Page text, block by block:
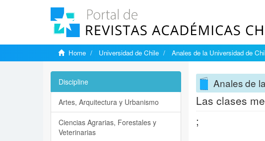
Home Universidad de Chile Anales de la Universidad de
Anales de
Las clases
;
Discipline
Artes, Arquitectura y Urbanismo
Ciencias Agrarias, Forestales y
Veterinarias